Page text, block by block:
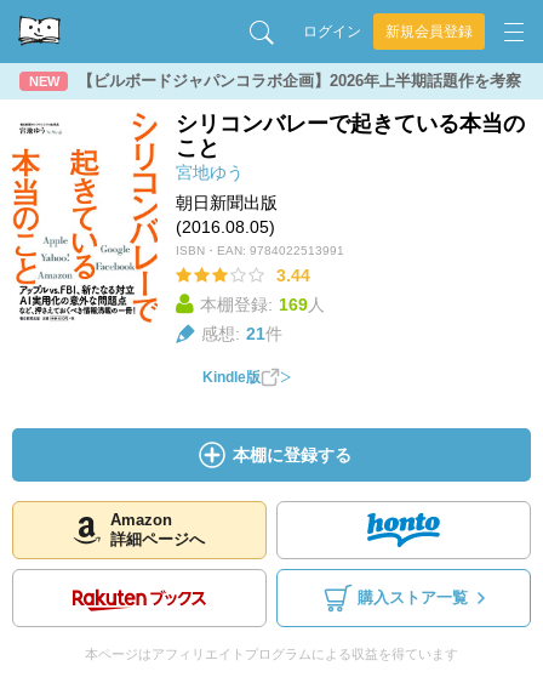
ログイン 新規会員登録
NEW 【ビルボードジャパンコラボ企画】2026年上半期話題作を考察
シリコンバレーで起きている本当の
こと
宮地ゆう
朝日新聞出版
(2016.08.05)
ISBN・EAN: 9784022513991
3.44
本棚登録: 169人
感想: 21件
Kindle版
本棚に登録する
Amazon
詳細ページへ
購入ストア一覧
本ページはアフィリエイトプログラムによる収益を得ています